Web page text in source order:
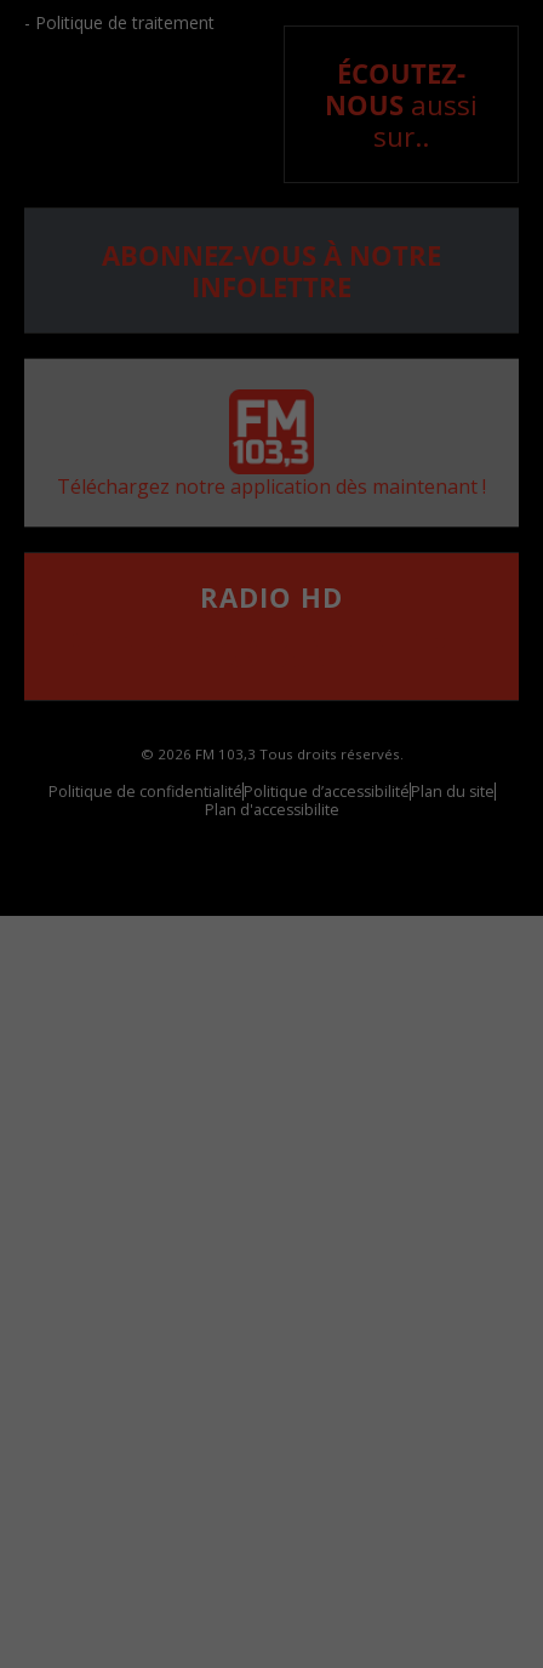
- Politique de traitement
ÉCOUTEZ-
NOUS aussi
sur..
ABONNEZ-VOUS À NOTRE
INFOLETTRE
Téléchargez notre application dès maintenant !
RADIO HD
© 2026 FM 103,3 Tous droits réservés.
Politique de confidentialitéPolitique d’accessibilitéPlan du site
Plan d'accessibilite